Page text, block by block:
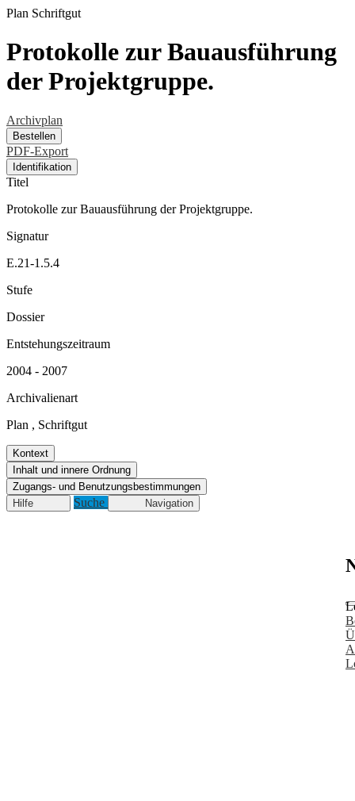
Plan Schriftgut
Protokolle zur Bauausführung
der Projektgruppe.
Archivplan
Bestellen
PDF-Export
Identifikation
Titel
Protokolle zur Bauausführung der Projektgruppe.
Signatur
E.21-1.5.4
Stufe
Dossier
Entstehungszeitraum
2004 - 2007
Archivalienart
Plan , Schriftgut
Kontext
Inhalt und innere Ordnung
Zugangs- und Benutzungsbestimmungen
Hilfe
Suche Navigation